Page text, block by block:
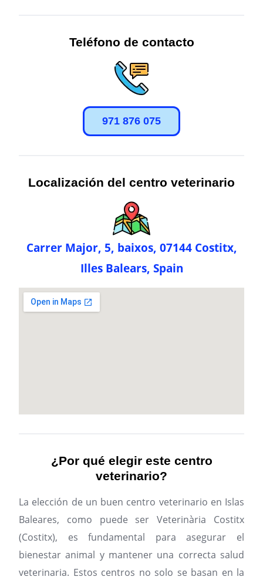
Teléfono de contacto
971 876 075
Localización del centro veterinario
Carrer Major, 5, baixos, 07144 Costitx,
Illes Balears, Spain
¿Por qué elegir este centro
veterinario?
La elección de un buen centro veterinario en Islas
Baleares, como puede ser Veterinària Costitx
(Costitx), es fundamental para asegurar el
bienestar animal y mantener una correcta salud
veterinaria. Estos centros no solo se basan en la